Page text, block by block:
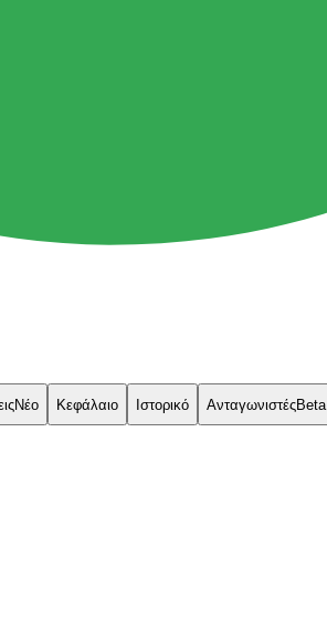
Νέο Κεφάλαιο Ιστορικό ΑνταγωνιστέςBeta